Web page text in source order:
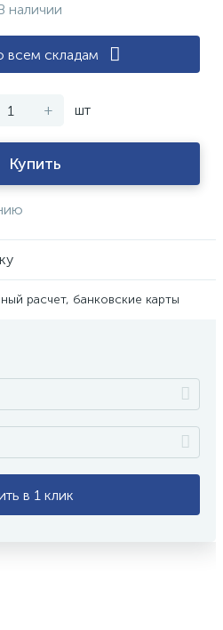
наличии
всем складам
+ шт
Купить
расчет, банковские карты
в 1 клик